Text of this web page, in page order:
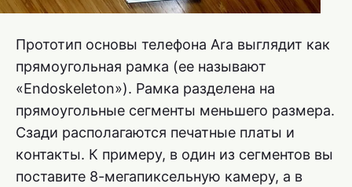
Прототип основы телефона Ara выглядит как
прямоугольная рамка (ее называют
«Endoskeleton»). Рамка разделена на
прямоугольные сегменты меньшего размера.
Сзади располагаются печатные платы и
контакты. К примеру, в один из сегментов вы
поставите 8-мегапиксельную камеру, а в